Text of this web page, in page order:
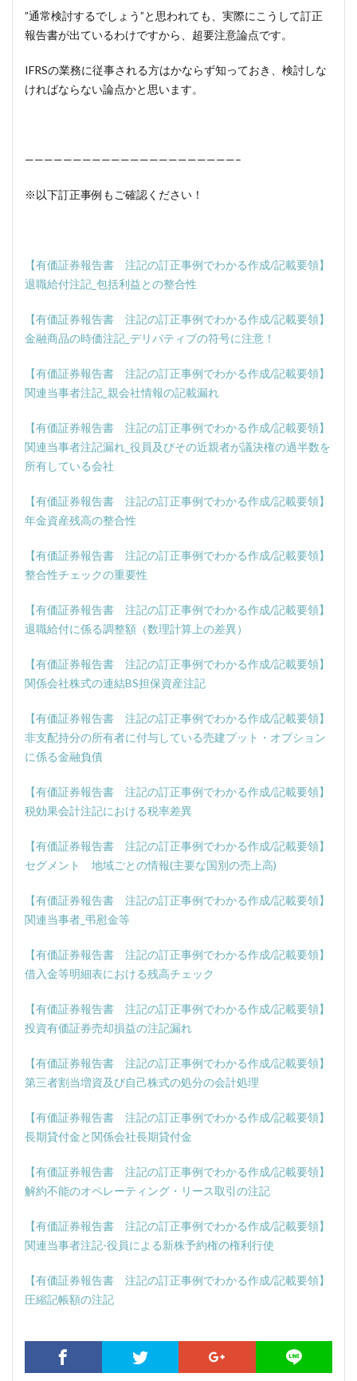
”通常検討するでしょう”と思われても、実際にこうして訂正
報告書が出ているわけですから、超要注意論点です。
IFRSの業務に従事される方はかならず知っておき、検討しな
ければならない論点かと思います。
——————————————————————–
※以下訂正事例もご確認ください！
【有価証券報告書 注記の訂正事例でわかる作成/記載要領】
退職給付注記_包括利益との整合性
【有価証券報告書 注記の訂正事例でわかる作成/記載要領】
金融商品の時価注記_デリバティブの符号に注意！
【有価証券報告書 注記の訂正事例でわかる作成/記載要領】
関連当事者注記_親会社情報の記載漏れ
【有価証券報告書 注記の訂正事例でわかる作成/記載要領】
関連当事者注記漏れ_役員及びその近親者が議決権の過半数を
所有している会社
【有価証券報告書 注記の訂正事例でわかる作成/記載要領】
年金資産残高の整合性
【有価証券報告書 注記の訂正事例でわかる作成/記載要領】
整合性チェックの重要性
【有価証券報告書 注記の訂正事例でわかる作成/記載要領】
退職給付に係る調整額（数理計算上の差異）
【有価証券報告書 注記の訂正事例でわかる作成/記載要領】
関係会社株式の連結BS担保資産注記
【有価証券報告書 注記の訂正事例でわかる作成/記載要領】
非支配持分の所有者に付与している売建プット・オプション
に係る金融負債
【有価証券報告書 注記の訂正事例でわかる作成/記載要領】
税効果会計注記における税率差異
【有価証券報告書 注記の訂正事例でわかる作成/記載要領】
セグメント 地域ごとの情報(主要な国別の売上高)
【有価証券報告書 注記の訂正事例でわかる作成/記載要領】
関連当事者_弔慰金等
【有価証券報告書 注記の訂正事例でわかる作成/記載要領】
借入金等明細表における残高チェック
【有価証券報告書 注記の訂正事例でわかる作成/記載要領】
投資有価証券売却損益の注記漏れ
【有価証券報告書 注記の訂正事例でわかる作成/記載要領】
第三者割当増資及び自己株式の処分の会計処理
【有価証券報告書 注記の訂正事例でわかる作成/記載要領】
長期貸付金と関係会社長期貸付金
【有価証券報告書 注記の訂正事例でわかる作成/記載要領】
解約不能のオペレーティング・リース取引の注記
【有価証券報告書 注記の訂正事例でわかる作成/記載要領】
関連当事者注記-役員による新株予約権の権利行使
【有価証券報告書 注記の訂正事例でわかる作成/記載要領】
圧縮記帳額の注記